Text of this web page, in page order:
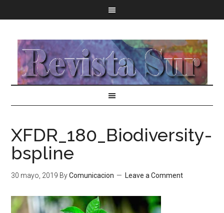
XFDR_180_Biodiversity-
bspline
30 mayo, 2019 ByComunicacion Leave a Comment